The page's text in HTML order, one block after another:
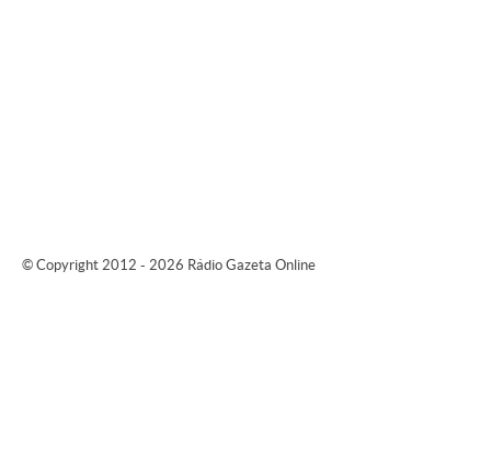
© Copyright 2012 - 2026 Rádio Gazeta Online